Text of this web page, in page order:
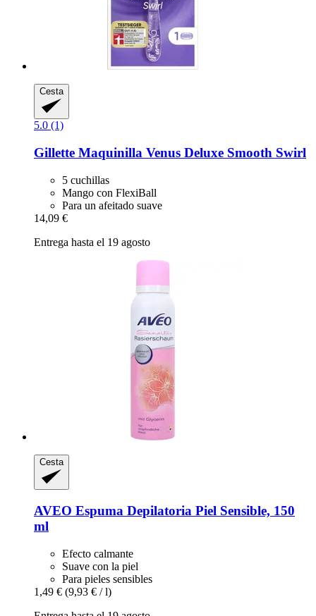
Cesta
5.0 (1)
Gillette Maquinilla Venus Deluxe Smooth Swirl
5 cuchillas
Mango con FlexiBall
Para un afeitado suave
14,09 €
Entrega hasta el 19 agosto
Cesta
AVEO Espuma Depilatoria Piel Sensible, 150
ml
Efecto calmante
Suave con la piel
Para pieles sensibles
1,49 € (9,93 € / l)